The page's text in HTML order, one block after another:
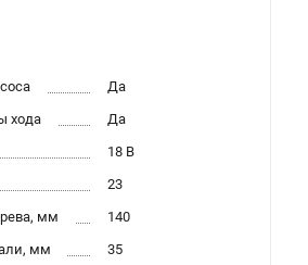
Да
хода
Да
18 В
23
мм
140
мм
35